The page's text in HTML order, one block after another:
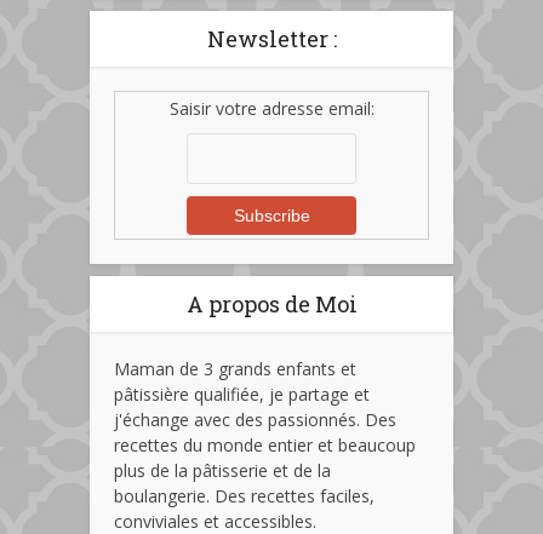
Newsletter :
Saisir votre adresse email:
A propos de Moi
Maman de 3 grands enfants et
pâtissière qualifiée, je partage et
j'échange avec des passionnés. Des
recettes du monde entier et beaucoup
plus de la pâtisserie et de la
boulangerie. Des recettes faciles,
conviviales et accessibles.